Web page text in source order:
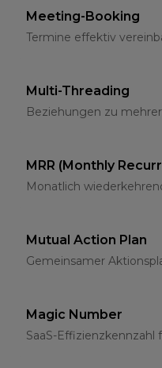
Meeting-Booking
Termine effektiv
Multi-Threading
Beziehungen zu
MRR (Monthly
Monatlich
Mutual Action Plan
Gemeinsamer
Magic Number
SaaS-